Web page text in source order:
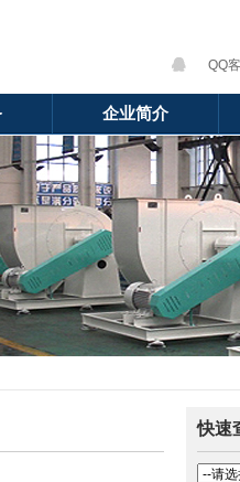
QQ
企业简介
快速